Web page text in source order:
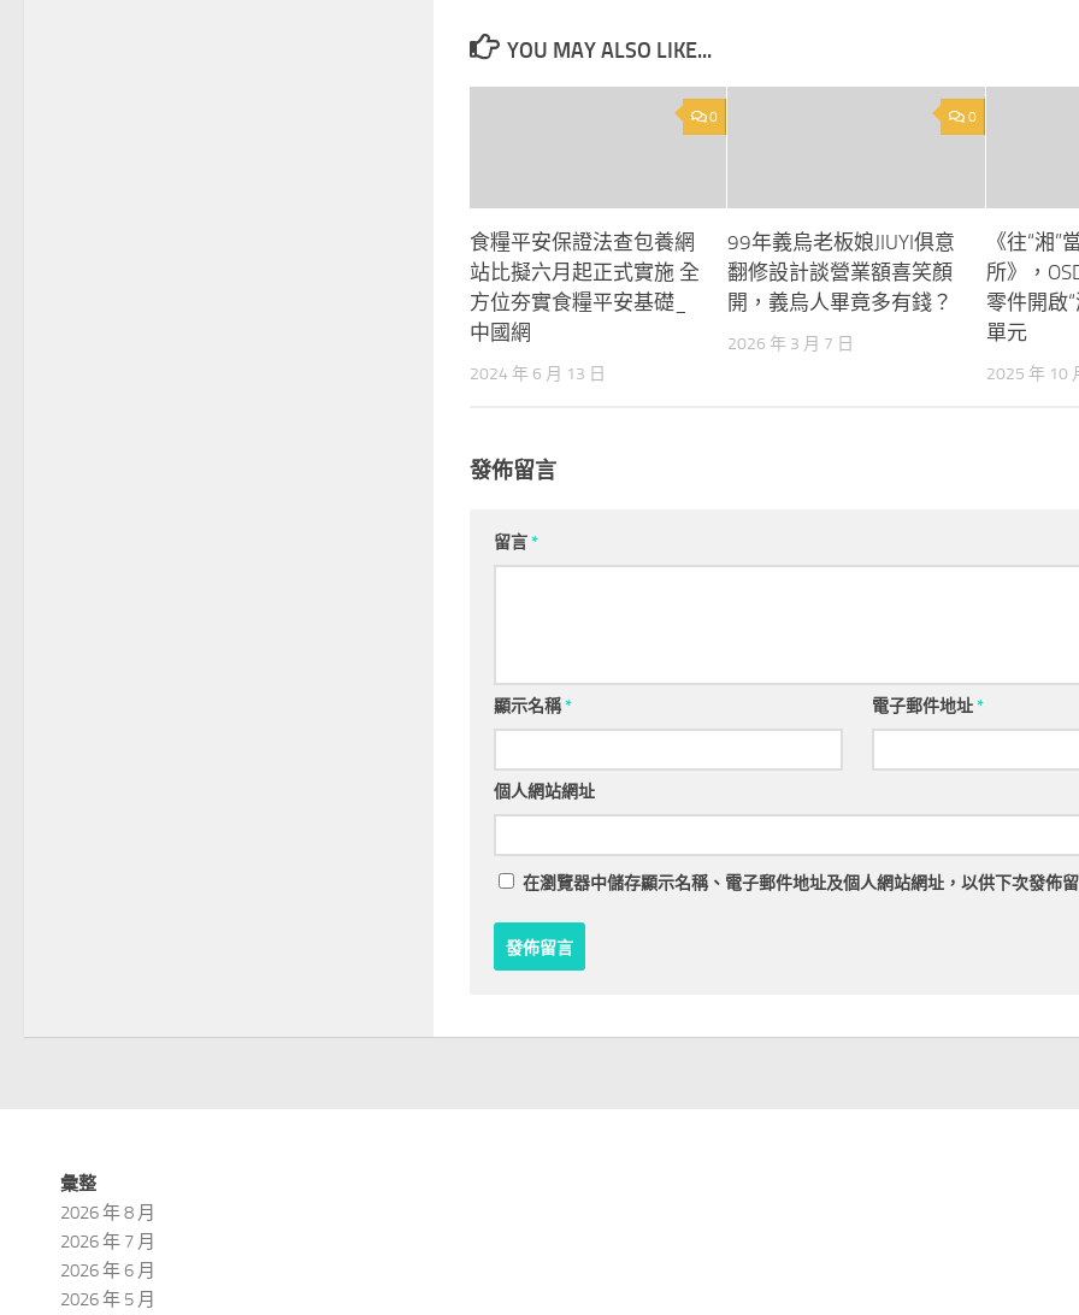
YOU MAY ALSO LIKE...
0
食糧平安保證法查包養網
站比擬六月起正式實施 全
方位夯實食糧平安基礎_
中國網
2024 年 6 月 13 日
0
99年義烏老板娘JIUYI俱意
翻修設計談營業額喜笑顏
開，義烏人畢竟多有錢？
2026 年 3 月 7 日
《往“湘”
所》，
零件開啟
單元
2025 年 10
發佈留言
留言*
顯示名稱* 電子郵件地址*
個人網站網址
在瀏覽器中儲存顯示名稱、電子郵件地址及個人網站網址，以供下次發佈
彙整
2026 年 8 月
2026 年 7 月
2026 年 6 月
2026 年 5 月